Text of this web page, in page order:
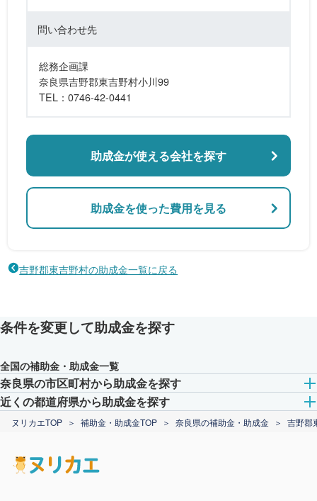
問い合わせ先
総務企画課
奈良県吉野郡東吉野村小川99
TEL：0746-42-0441
助成金を使った費用を見る
助成金が使える会社を探す
吉野郡東吉野村の助成金一覧に戻る
条件を変更して助成金を探す
全国の補助金・助成金一覧
奈良県の市区町村から助成金を探す
近くの都道府県から助成金を探す
ヌリカエTOP 補助金・助成金TOP 奈良県の補助金・助成金 吉野郡